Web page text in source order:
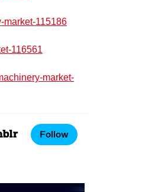
market-115186
116561
market-